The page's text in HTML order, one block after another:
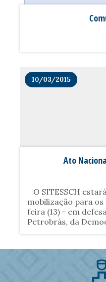
10/03/2015
Ato
O SITESSCH
mobilização para
feira (13) - em
Petrobrás, da